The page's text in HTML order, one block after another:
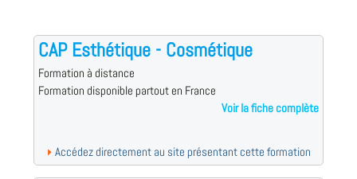
CAP Esthétique - Cosmétique
Formation à distance
Formation disponible partout en France
Voir la fiche complète
Accédez directement au site présentant cette formation